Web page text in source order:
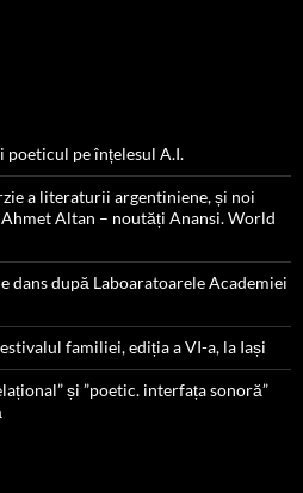
poeticul pe înțelesul A.I.
a literaturii argentiniene, și noi
Altan – noutăți Anansi. World
dans după Laboaratoarele Academiei
familiei, ediția a VI-a, la Iași
și ”poetic. interfața sonoră”